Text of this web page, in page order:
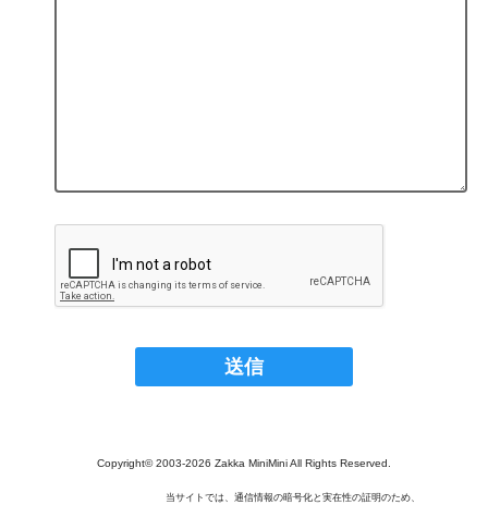
Copyright© 2003‐2026 Zakka MiniMini All Rights Reserved.
当サイトでは、通信情報の暗号化と実在性の証明のため、